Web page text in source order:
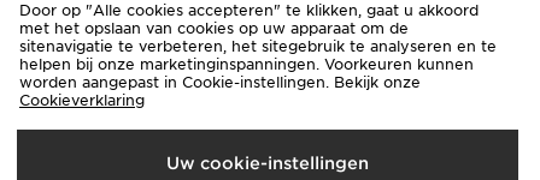
Verzenden Naar
Nederland
Door op "Alle cookies accepteren" te klikken, gaat u akkoord
met het opslaan van cookies op uw apparaat om de
sitenavigatie te verbeteren, het sitegebruik te analyseren en te
helpen bij onze marketinginspanningen. Voorkeuren kunnen
worden aangepast in Cookie-instellingen. Bekijk onze
Cookieverklaring
Uw cookie-instellingen